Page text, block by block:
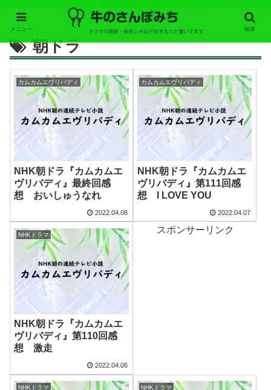
朝ドラ
カムカムエヴリバディ
NHK朝ドラ『カムカムエ
ヴリバディ』最終回感
想 おいしゅうなれ
2022.04.08
カムカムエヴリバディ
NHK朝ドラ『カムカムエ
ヴリバディ』第111回感
想 I LOVE YOU
2022.04.07
NHKドラマ
NHK朝ドラ『カムカムエ
ヴリバディ』第110回感
想 激走
2022.04.06
スポンサーリンク
NHKドラマ NHKドラマ
メニュー 検索